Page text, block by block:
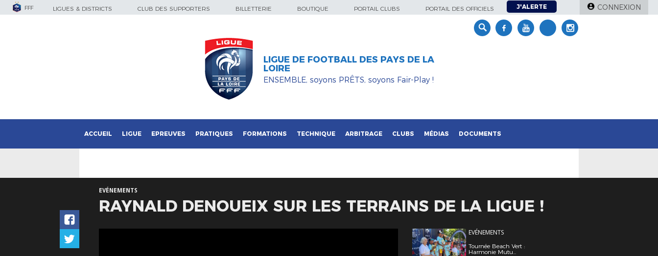
FFF LIGUES & DISTRICTS CLUB DES SUPPORTERS BILLETTERIE BOUTIQUE PORTAIL CLUBS PORTAIL DES OFFICIELS J'ALERTE CONNEXION
LIGUE DE FOOTBALL DES PAYS DE LA
LOIRE
ENSEMBLE, soyons PRÊTS, soyons Fair-Play !
ACCUEIL LIGUE EPREUVES PRATIQUES FORMATIONS TECHNIQUE ARBITRAGE CLUBS MÉDIAS DOCUMENTS
EVÉNEMENTS
RAYNALD DENOUEIX SUR LES TERRAINS DE LA LIGUE !
EVÉNEMENTS
Tournée Beach Vert :
Harmonie Mutu...